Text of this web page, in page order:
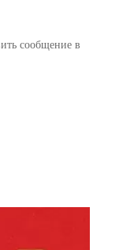
сообщение в